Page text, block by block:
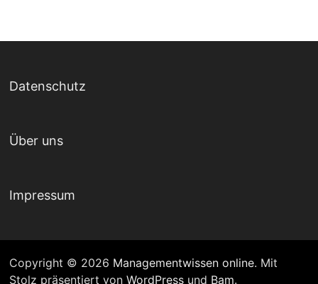
Datenschutz
Über uns
Impressum
Copyright © 2026 Managementwissen online. Mit
Stolz präsentiert vonWordPress und Bam.